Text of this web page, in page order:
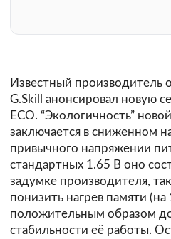
Известный производитель
G.Skill анонсировал новую
ECO. “Экологичность”
заключается в сниженном
привычного напряжении
стандартных 1.65 В оно
задумке производителя,
понизить нагрев памяти
положительным образом
стабильности её работы.